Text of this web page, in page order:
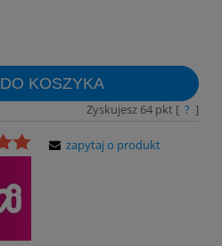
DO KOSZYKA
Zyskujesz 64pkt [ ? ]
zapytaj o produkt